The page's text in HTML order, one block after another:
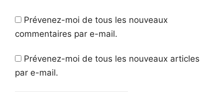
Prévenez-moi de tous les nouveaux
commentaires par e-mail.
Prévenez-moi de tous les nouveaux articles
par e-mail.